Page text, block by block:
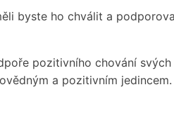
byste ho chválit a
pozitivního chování
a pozitivním jedincem.